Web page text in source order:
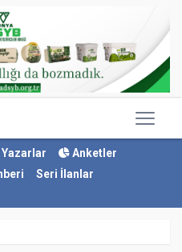
Yazarlar
Anketler
Seri İlanlar